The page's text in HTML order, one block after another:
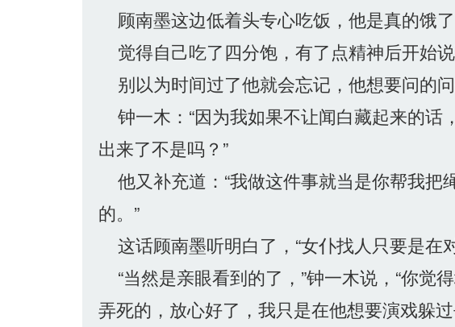
顾南墨这边低着头专心吃饭，他是真的饿
觉得自己吃了四分饱，有了点精神后开始
别以为时间过了他就会忘记，他想要问的
钟一木：“因为我如果不让闻白藏起来的话
出来了不是吗？”
他又补充道：“我做这件事就当是你帮我把
的。”
这话顾南墨听明白了，“女仆找人只要是在
“当然是亲眼看到的了，”钟一木说，“你觉
弄死的，放心好了，我只是在他想要演戏躲